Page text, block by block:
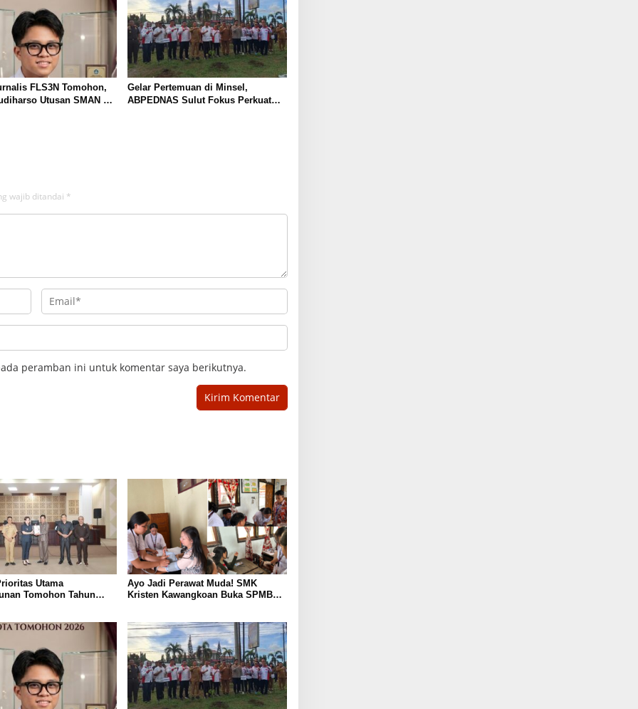
FLS3N Tomohon,
Utusan SMAN 1
Gelar Pertemuan di Minsel,
ABPEDNAS Sulut Fokus Perkuat
wajib ditandai *
peramban ini untuk komentar saya berikutnya.
Utama
Tomohon Tahun
Ayo Jadi Perawat Muda! SMK
Kristen Kawangkoan Buka SPMB